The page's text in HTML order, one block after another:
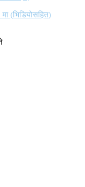
(भिडियोसहित)